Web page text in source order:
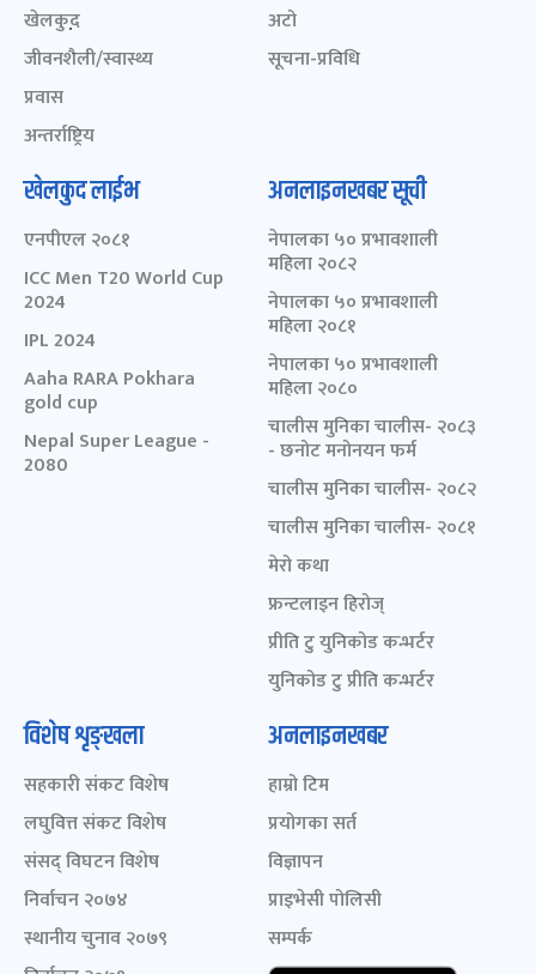
खेलकुद़़
जीवनशैली/स्वास्थ्य
प्रवास
अन्तर्राष्ट्रिय
अटो
सूचना-प्रविधि
खेलकुद लाईभ
एनपीएल २०८१
ICC Men T20 World Cup
2024
IPL 2024
Aaha RARA Pokhara
gold cup
Nepal Super League -
2080
अनलाइनखबर सूची
नेपालका ५० प्रभावशाली
महिला २०८२
नेपालका ५० प्रभावशाली
महिला २०८१
नेपालका ५० प्रभावशाली
महिला २०८०
चालीस मुनिका चालीस- २०८३
- छनोट मनोनयन फर्म
चालीस मुनिका चालीस- २०८२
चालीस मुनिका चालीस- २०८१
मेरो कथा
फ्रन्टलाइन हिरोज्
प्रीति टु युनिकोड कन्भर्टर
युनिकोड टु प्रीति कन्भर्टर
विशेष शृङ्खला
सहकारी संकट विशेष
लघुवित्त संकट विशेष
संसद् विघटन विशेष
निर्वाचन २०७४
स्थानीय चुनाव २०७९
अनलाइनखबर
हाम्रो टिम
प्रयोगका सर्त
विज्ञापन
प्राइभेसी पोलिसी
सम्पर्क